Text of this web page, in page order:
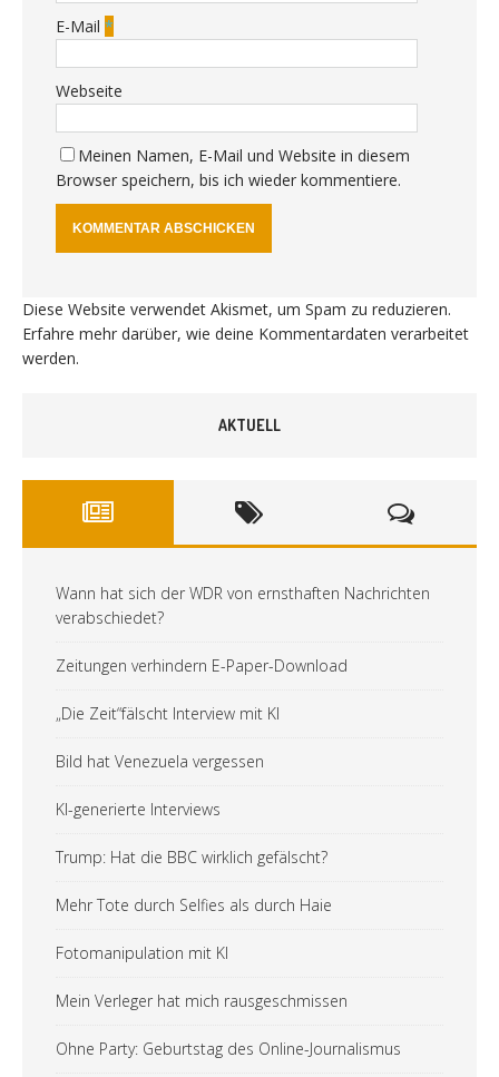
E-Mail *
Webseite
Meinen Namen, E-Mail und Website in diesem
Browser speichern, bis ich wieder kommentiere.
Diese Website verwendet Akismet, um Spam zu reduzieren.
Erfahre mehr darüber, wie deine Kommentardaten verarbeitet
werden.
AKTUELL
Wann hat sich der WDR von ernsthaften Nachrichten
verabschiedet?
Zeitungen verhindern E-Paper-Download
„Die Zeit“fälscht Interview mit KI
Bild hat Venezuela vergessen
KI-generierte Interviews
Trump: Hat die BBC wirklich gefälscht?
Mehr Tote durch Selfies als durch Haie
Fotomanipulation mit KI
Mein Verleger hat mich rausgeschmissen
Ohne Party: Geburtstag des Online-Journalismus